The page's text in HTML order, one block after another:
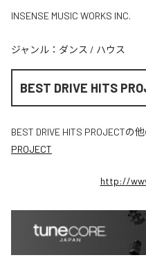
INSENSE MUSIC WORKS INC.
ジャンル： ダンス / ハウス
BEST DRIVE HITS
BEST DRIVE HITS PROJECTの
PROJECT
http://